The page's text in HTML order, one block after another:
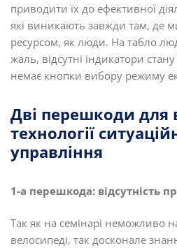
приводити їх до ефективної
які виникають завжди там, де
ресурсом, як люди. На табло
жаль, відсутні індикатори
немає кнопки вибору режиму
Дві перешкоди для
технології
управління
1-а перешкода: відсутність
Так як на семінарі неможливо
велосипеді, так досконале